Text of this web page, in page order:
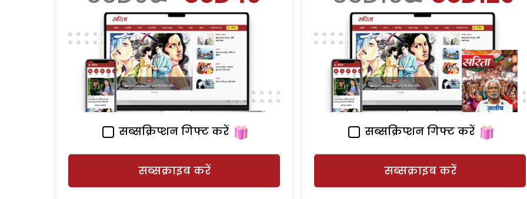
सब्सक्रिप्शन गिफ्ट करें
सब्सक्राइब करें
सब्सक्रिप्शन गिफ्ट करें
सब्सक्राइब करें